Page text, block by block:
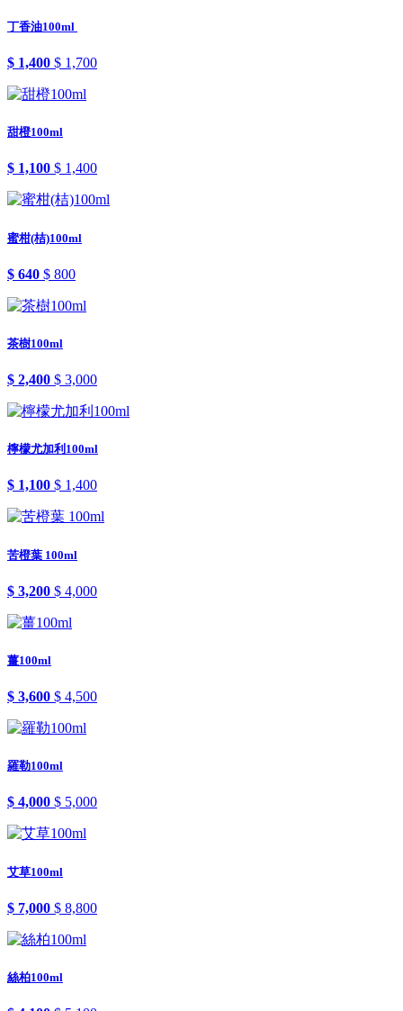
丁香油100ml
$ 1,400 $ 1,700
甜橙100ml
$ 1,100 $ 1,400
蜜柑(桔)100ml
$ 640 $ 800
茶樹100ml
$ 2,400 $ 3,000
檸檬尤加利100ml
$ 1,100 $ 1,400
苦橙葉 100ml
$ 3,200 $ 4,000
薑100ml
$ 3,600 $ 4,500
羅勒100ml
$ 4,000 $ 5,000
艾草100ml
$ 7,000 $ 8,800
絲柏100ml